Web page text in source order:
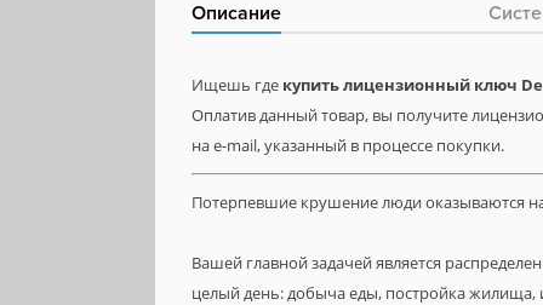
Описание
Ищешь где купить лицензионный ключ
Оплатив данный товар, вы получите
на e-mail, указанный в процессе покупки.
Потерпевшие крушение люди оказываются
Вашей главной задачей является
целый день: добыча еды, постройка жилища,